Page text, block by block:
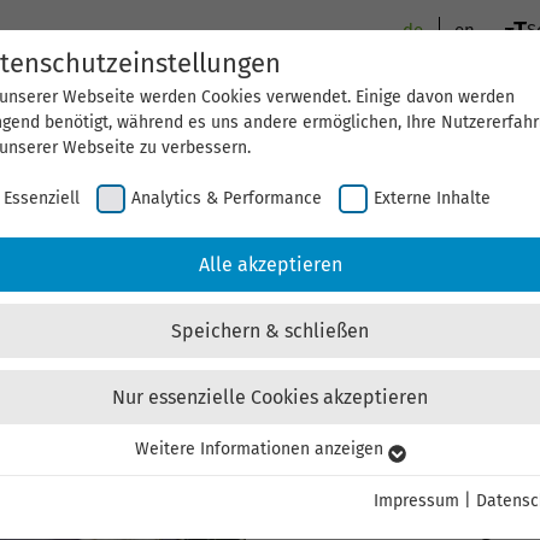
de en
Branchen & Unternehmen
GmbH
Micro-Hybrid
Weltmarktführern
anspruchsvoller
Elektronische Lösungen
Webseite werden Cookies verwendet. Einige davon werden
benötigt, während es uns andere ermöglichen, Ihre
Webseite zu verbessern.
Essenziell Analytics & Performance Externe Inhalte
Alle akzeptieren
Speichern & schließen
Nur essenzielle Cookies akzeptieren
Cookies werden für grundlegende Funktionen der Webseite
Weitere Informationen anzeigen
Impressum